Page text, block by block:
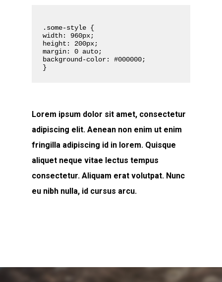
.some-style {
width: 960px;
height: 200px;
margin: 0 auto;
background-color: #000000;
}
Lorem ipsum dolor sit amet, consectetur
adipiscing elit. Aenean non enim ut enim
fringilla adipiscing id in lorem. Quisque
aliquet neque vitae lectus tempus
consectetur. Aliquam erat volutpat. Nunc
eu nibh nulla, id cursus arcu.